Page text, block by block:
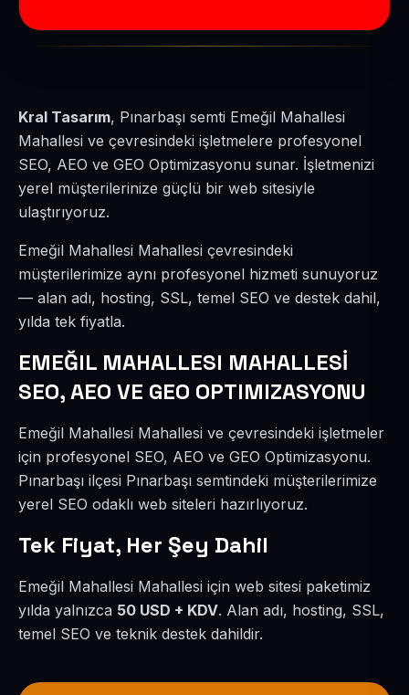
Kral Tasarım, Pınarbaşı semti Emeğil Mahallesi
Mahallesi ve çevresindeki işletmelere profesyonel
SEO, AEO ve GEO Optimizasyonu sunar. İşletmenizi
yerel müşterilerinize güçlü bir web sitesiyle
ulaştırıyoruz.
Emeğil Mahallesi Mahallesi çevresindeki
müşterilerimize aynı profesyonel hizmeti sunuyoruz
— alan adı, hosting, SSL, temel SEO ve destek dahil,
yılda tek fiyatla.
EMEĞIL MAHALLESI MAHALLESİ
SEO, AEO VE GEO OPTIMIZASYONU
Emeğil Mahallesi Mahallesi ve çevresindeki işletmeler
için profesyonel SEO, AEO ve GEO Optimizasyonu.
Pınarbaşı ilçesi Pınarbaşı semtindeki müşterilerimize
yerel SEO odaklı web siteleri hazırlıyoruz.
Tek Fiyat, Her Şey Dahil
Emeğil Mahallesi Mahallesi için web sitesi paketimiz
yılda yalnızca 50 USD + KDV. Alan adı, hosting, SSL,
temel SEO ve teknik destek dahildir.